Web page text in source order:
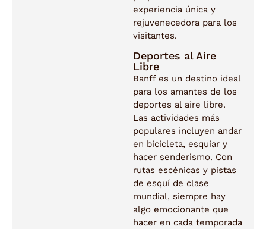
experiencia única y
rejuvenecedora para los
visitantes.
Deportes al Aire
Libre
Banff es un destino ideal
para los amantes de los
deportes al aire libre.
Las actividades más
populares incluyen andar
en bicicleta, esquiar y
hacer senderismo. Con
rutas escénicas y pistas
de esquí de clase
mundial, siempre hay
algo emocionante que
hacer en cada temporada